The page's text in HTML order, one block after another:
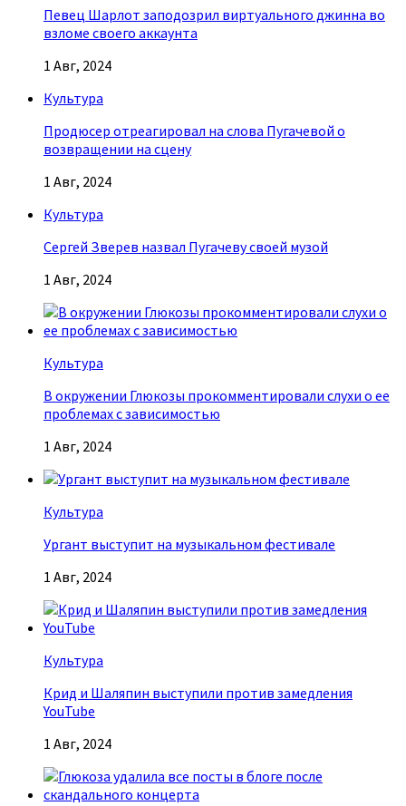
Певец Шарлот заподозрил виртуального джинна во
взломе своего аккаунта
1 Авг, 2024
Культура
Продюсер отреагировал на слова Пугачевой о
возвращении на сцену
1 Авг, 2024
Культура
Сергей Зверев назвал Пугачеву своей музой
1 Авг, 2024
Культура
В окружении Глюкозы прокомментировали слухи о ее
проблемах с зависимостью
1 Авг, 2024
Культура
Ургант выступит на музыкальном фестивале
1 Авг, 2024
Культура
Крид и Шаляпин выступили против замедления
YouTube
1 Авг, 2024